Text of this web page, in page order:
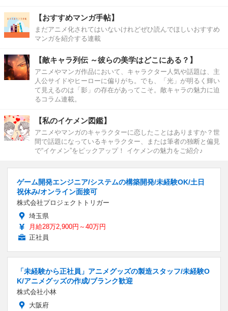
【おすすめマンガ手帖】
まだアニメ化されてはいないけれどぜひ読んでほしいおすすめ
マンガを紹介する連載
【敵キャラ列伝 ～彼らの美学はどこにある？】
アニメやマンガ作品において、キャラクター人気や話題は、主
人公サイドやヒーローに偏りがち。でも、「光」が明るく輝い
て見えるのは「影」の存在があってこそ。敵キャラの魅力に迫
るコラム連載。
【私のイケメン図鑑】
アニメやマンガのキャラクターに恋したことはありますか？世
間で話題になっているキャラクター、または筆者の独断と偏見
で“イケメン”をピックアップ！ イケメンの魅力をご紹介♪
ゲーム開発エンジニア/システムの構築開発/未経験OK/土日
祝休み/オンライン面接可
株式会社プロジェクトトリガー
埼玉県
月給28万2,900円～40万円
正社員
「未経験から正社員」アニメグッズの製造スタッフ/未経験O
K/アニメグッズの作成/ブランク歓迎
株式会社小林
大阪府